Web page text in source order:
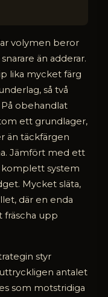
volymen beror
än adderar.
lika mycket färg
så två
obehandlat
ett grundlager,
än täckfärgen
Jämfört med ett
system
Mycket släta,
där en enda
fräscha upp
styr
antalet
som motstridiga